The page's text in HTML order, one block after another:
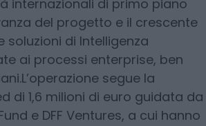
internazionali di primo piano
del progetto e il crescente
soluzioni di Intelligenza
ai processi enterprise, ben
segue la
di 1,6 milioni di euro guidata da
e DFF Ventures, a cui hanno